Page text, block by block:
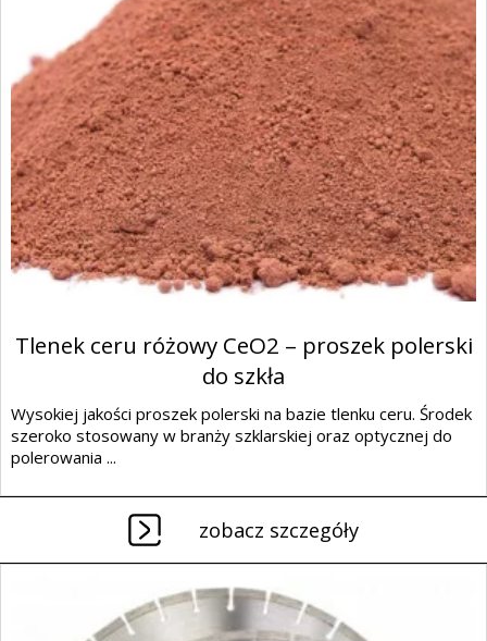
Tlenek ceru różowy CeO2 – proszek polerski
do szkła
Wysokiej jakości proszek polerski na bazie tlenku ceru. Środek
szeroko stosowany w branży szklarskiej oraz optycznej do
polerowania ...
zobacz szczegóły